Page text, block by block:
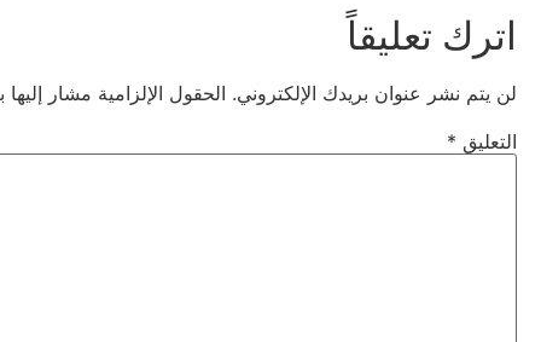
اترك تعليقاً
لن يتم نشر عنوان بريدك الإلكتروني. الحقول الإلزامية مشار إليها
التعليق *